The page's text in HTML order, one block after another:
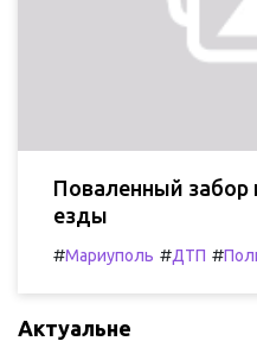
Поваленный забор
езды
#Мариуполь #ДТП #
Актуальне